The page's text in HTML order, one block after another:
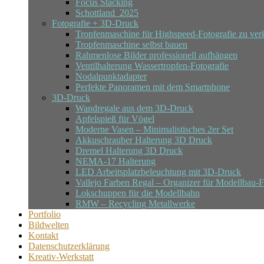
Focus Stacking
Schottland_2025
Fotografie + 3D-Druck
Tropfenmaschine für Highspeed-Fotografie zu
Tropfenmaschine selbst bauen
Rahmenlose Bilder professionell aufhängen
Ventilhalterung Wassertropfen-Fotografie
Nodalpunktadapter
Perfekte Panoramen mit dem Smartphone
3D-Druck
Wandregale aus dem 3D-Druck
Apfelspieß für Vögel
Moderne Vasen – Minimalistisches 2er Set
Akkuschrauber Halterung 3D Druck
Dremel Halterung 3D Druck
NEMA-17 Halterung
LED Arbeitsplatzbeleuchtung mit 3D-Druck
Vallejo Farben Regal – Organizer für Modellbau-
Lokschuppen für die Modellbahn
RMW – Recycling Metallwerke
Portfolio
Bildwelten
Kontakt
Datenschutzerklärung
Kreativ-Werkstatt